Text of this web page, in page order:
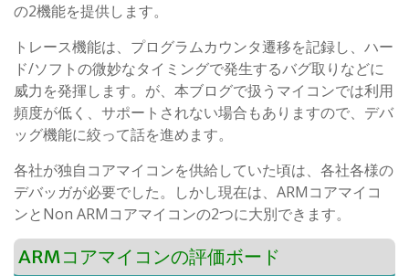
の2機能を提供します。
トレース機能は、プログラムカウンタ遷移を記録し、ハー
ド/ソフトの微妙なタイミングで発生するバグ取りなどに
威力を発揮します。が、本ブログで扱うマイコンでは利用
頻度が低く、サポートされない場合もありますので、デバ
ッグ機能に絞って話を進めます。
各社が独自コアマイコンを供給していた頃は、各社各様の
デバッガが必要でした。しかし現在は、ARMコアマイコ
ンとNon ARMコアマイコンの2つに大別できます。
ARMコアマイコンの評価ボード